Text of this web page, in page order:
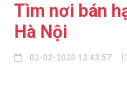
Tìm nơi bán
Hà Nội
02-02-2020 12:43:57